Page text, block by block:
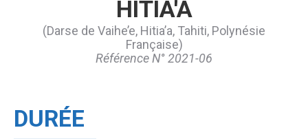
HITIA'A
(Darse de Vaihe’e, Hitia’a, Tahiti, Polynésie
Française)
Référence N° 2021-06
DURÉE